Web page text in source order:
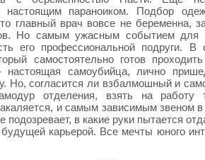
настоящим параноиком. Подбор
главный врач вовсе не беременна,
Но самым ужасным событием для
его профессиональной подруги. В
самостоятельно готов
настоящая самоубийца, лично
Но, согласится ли взбалмошный и
отделения, взять на работу
и самым зависимым звеном в
подозревает, в какие руки пытается
карьерой. Все мечты юного